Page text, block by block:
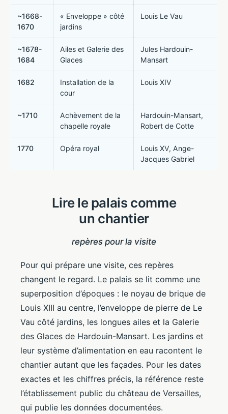
~1668-
1670
« Enveloppe » côté
jardins
Louis Le Vau
~1678-
1684
Ailes et Galerie des
Glaces
Jules Hardouin-
Mansart
1682
Installation de la
cour
Louis XIV
~1710
Achèvement de la
chapelle royale
Hardouin-Mansart,
Robert de Cotte
1770 Opéra royal
Louis XV, Ange-
Jacques Gabriel
Lire le palais comme
un chantier
repères pour la visite
Pour qui prépare une visite, ces repères
changent le regard. Le palais se lit comme une
superposition d’époques : le noyau de brique de
Louis XIII au centre, l’enveloppe de pierre de Le
Vau côté jardins, les longues ailes et la Galerie
des Glaces de Hardouin-Mansart. Les jardins et
leur système d’alimentation en eau racontent le
chantier autant que les façades. Pour les dates
exactes et les chiffres précis, la référence reste
l’établissement public du château de Versailles,
qui publie les données documentées.